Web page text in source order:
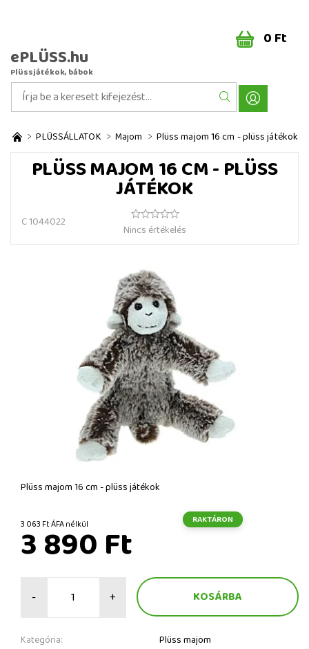
ePLÜSS.hu
Plüssjátékok, bábok
0 Ft
PLÜSSÁLLATOK Majom Plüss majom 16 cm - plüss játékok
PLÜSS MAJOM 16 CM - PLÜSS
JÁTÉKOK
C 1044022
Nincs értékelés
Plüss majom 16 cm - plüss játékok
3 063 Ft ÁFA nélkül RAKTÁRON
3 890 Ft
- +
Kategória: Plüss majom